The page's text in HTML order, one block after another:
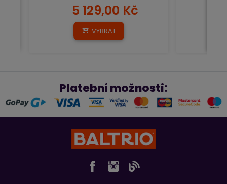
5 129,00 Kč
VYBRAT
Platební možnosti: